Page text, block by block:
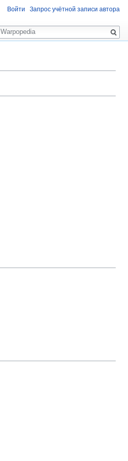
Войти Запрос учётной записи автора